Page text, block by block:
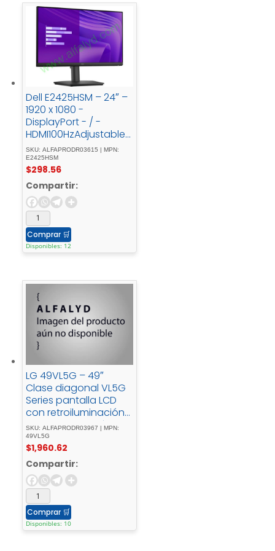
Dell E2425HSM – 24″ –
1920 x 1080 -
DisplayPort - / -
HDMI100HzAdjustable -
Stand
SKU: ALFAPRODR03615 | MPN:
E2425HSM
$298.56
Compartir:
Comprar 🛒
Disponibles: 12
LG 49VL5G – 49″
Clase diagonal VL5G
Series pantalla LCD
con retroiluminación
LED – señalización
digital - 1080p - 1920 -
x - 1080negro
SKU: ALFAPRODR03967 | MPN:
49VL5G
$1,960.62
Compartir:
Comprar 🛒
Disponibles: 10